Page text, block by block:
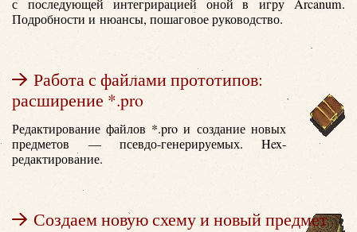
с последующей интегрирацией оной в игру Arcanum.
Подробности и нюансы, пошаговое руководство.
Работа с файлами прототипов:
расширение *.pro
Редактирование файлов *.pro и создание новых
предметов — псевдо-генерируемых. Hex-
редактирование.
Создаем новую схему и новый предмет